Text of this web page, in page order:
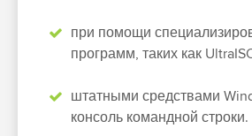
при помощи
программ, таких как
штатными средствами
консоль командной строки.